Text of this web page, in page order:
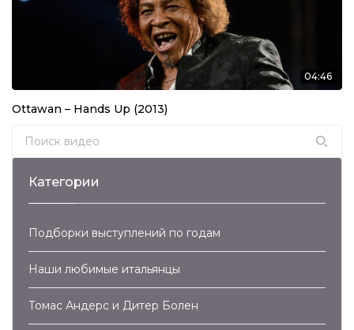
04:46
Ottawan – Hands Up (2013)
Search for:
Категории
Подборки выступлений по годам
Наши любимые итальянцы
Томас Андерс и Дитер Болен